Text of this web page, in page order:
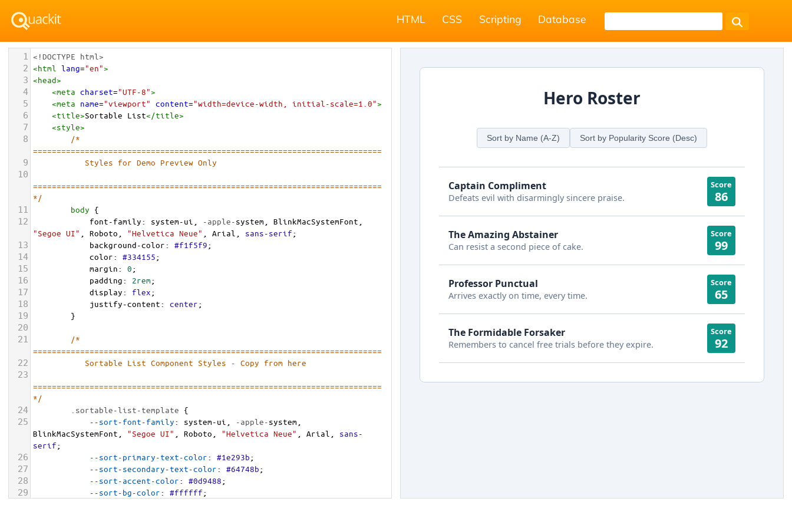
HTML CSS Scripting Database
1 <!DOCTYPE html>
2 <html lang="en">
3 <head>
4 <meta charset="UTF-8">
5 <meta name="viewport" content="width=device-width, initial-scale=1.0">
6 <title>Sortable List</title>
7 <style>
8
/*
==========================================================================
9 Styles for Demo Preview Only
10
==========================================================================
*/
11 body {
12 font-family: system-ui -apple-system BlinkMacSystemFont
"Segoe UI"
Roboto "Helvetica Neue" Arial sans-serif;
13 background-color: #f1f5f9;
14 color: #334155;
15 margin: 0;
16 padding: 2rem;
17 display: flex;
18 justify-content: center;
19 }
20
21
/*
==========================================================================
22 Sortable List Component Styles - Copy from here
23
==========================================================================
*/
24 .sortable-list-template {
25 --sort-font-family: system-ui -apple-system
BlinkMacSystemFont
"Segoe UI" Roboto "Helvetica Neue" Arial
sans-
serif;
26 --sort-primary-text-color: #1e293b;
27 --sort-secondary-text-color: #64748b;
28 --sort-accent-color: #0d9488;
29 --sort-bg-color: #ffffff;